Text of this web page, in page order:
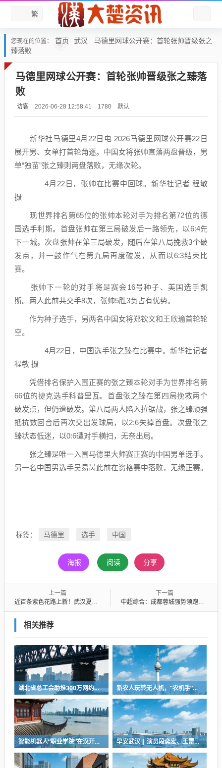
繁
您现在的位置： 首页 武汉
马德里网球公开赛：首轮张帅晋级张之
臻落败
马德里网球公开赛：首轮张帅晋级张之臻落
败
访客 2026-06-28 12:58:41 1780 默认
新华社马德里4月22日电 2026马德里网球公开赛22日
展开男、女单打首轮角逐。中国女将张帅直落两盘晋级，男
单“独苗”张之臻则两盘落败，无缘次轮。
4月22日，张帅在比赛中回球。新华社记者 程敏
摄
现世界排名第65位的张帅本轮对手为排名第72位的德
国选手利斯。首盘张帅在第三局破发后一路领先，以6:4先
下一城。次盘张帅在第三局破发，随后在第八局挽救3个破
发点，并一鼓作气在第九局再度破发，从而以6:3结束比
赛。
张帅下一轮的对手将是赛会16号种子、美国选手凯
斯。两人此前共交手8次，张帅5胜3负占有优势。
作为种子选手，另两名中国女将郑钦文和王欣瑜首轮轮
空。
4月22日，中国选手张之臻在比赛中。新华社记者
程敏 摄
凭借排名保护入围正赛的张之臻本轮对手为世界排名第
66位的捷克选手科普里瓦。首盘张之臻在第四局挽救两个
破发点，但仍遭破发。第八局两人陷入拉锯战，张之臻顽强
抵抗数回合后再次交出发球局，以2:6失掉首盘。次盘张之
臻状态低迷，以0:6遭对手横扫，无奈出局。
张之臻是唯一入围马德里大师赛正赛的中国男单选手。
另一名中国男选手吴易昺此前在资格赛中落败，无缘正赛。
标签： 马德里 选手 中国
海报 阅读 分享
上一篇
近百条紫色花路上新！武汉夏日出门一路繁花
下一篇
中超综合：成都蓉城强势领跑， “辽宁德比”大连获胜
相关推荐
湖北省总工会助推300万网约车司机降佣金 新农人玩转无人机，“农机手”赛项最热门
智能机器人“职业学院”在汉开学，教材就是人类的一举一动 早安武汉 | 演员段奕宏、王雷，在武汉获聘